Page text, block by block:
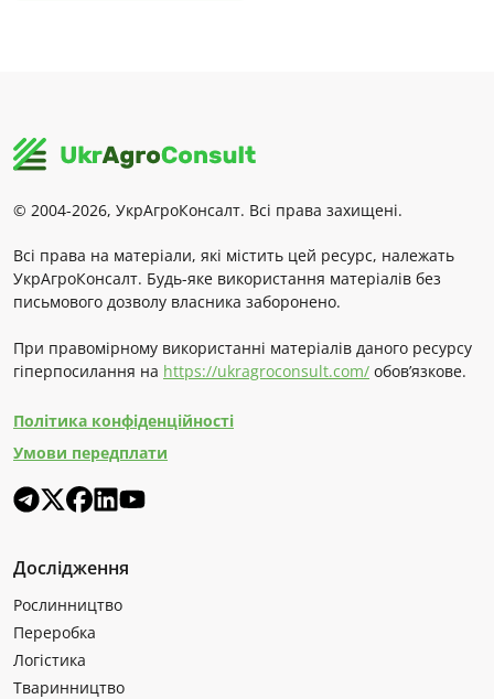
© 2004-2026, УкрАгроКонсалт. Всі права захищені.
Всі права на матеріали, які містить цей ресурс, належать
УкрАгроКонсалт. Будь-яке використання матеріалів без
письмового дозволу власника заборонено.
При правомірному використанні матеріалів даного ресурсу
гіперпосилання на https://ukragroconsult.com/ обов’язкове.
Політика конфіденційності
Умови передплати
Дослідження
Рослинництво
Переробка
Логістика
Тваринництво